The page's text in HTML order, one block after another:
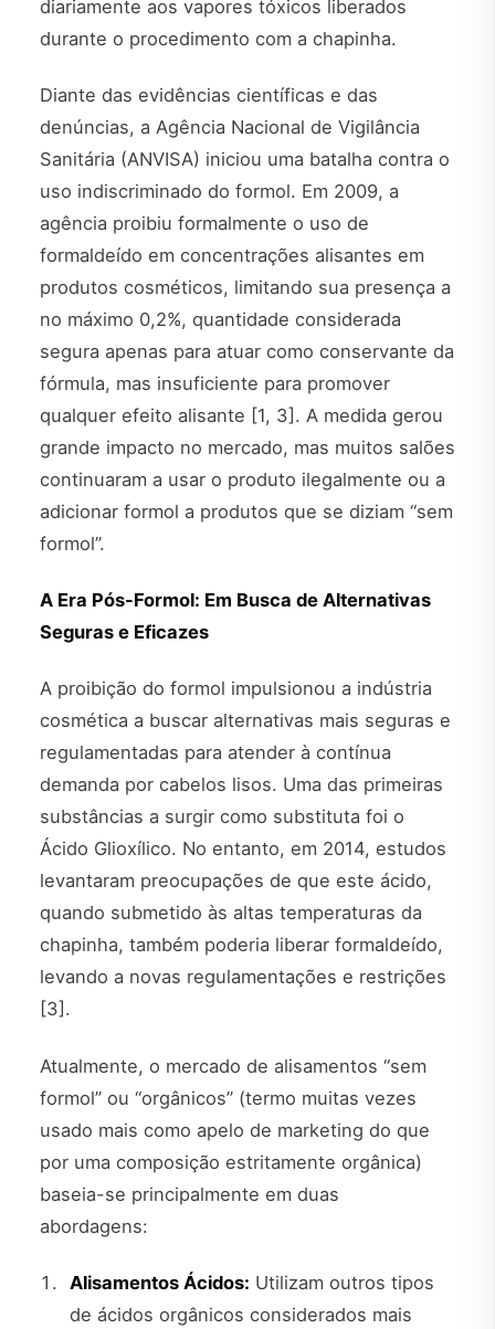
diariamente aos vapores tóxicos liberados
durante o procedimento com a chapinha.
Diante das evidências científicas e das
denúncias, a Agência Nacional de Vigilância
Sanitária (ANVISA) iniciou uma batalha contra o
uso indiscriminado do formol. Em 2009, a
agência proibiu formalmente o uso de
formaldeído em concentrações alisantes em
produtos cosméticos, limitando sua presença a
no máximo 0,2%, quantidade considerada
segura apenas para atuar como conservante da
fórmula, mas insuficiente para promover
qualquer efeito alisante [1, 3]. A medida gerou
grande impacto no mercado, mas muitos salões
continuaram a usar o produto ilegalmente ou a
adicionar formol a produtos que se diziam “sem
formol”.
A Era Pós-Formol: Em Busca de Alternativas
Seguras e Eficazes
A proibição do formol impulsionou a indústria
cosmética a buscar alternativas mais seguras e
regulamentadas para atender à contínua
demanda por cabelos lisos. Uma das primeiras
substâncias a surgir como substituta foi o
Ácido Glioxílico. No entanto, em 2014, estudos
levantaram preocupações de que este ácido,
quando submetido às altas temperaturas da
chapinha, também poderia liberar formaldeído,
levando a novas regulamentações e restrições
[3].
Atualmente, o mercado de alisamentos “sem
formol” ou “orgânicos” (termo muitas vezes
usado mais como apelo de marketing do que
por uma composição estritamente orgânica)
baseia-se principalmente em duas
abordagens:
Alisamentos Ácidos: Utilizam outros tipos
de ácidos orgânicos considerados mais